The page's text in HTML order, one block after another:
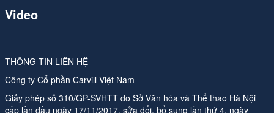
THÔNG TIN LIÊN HỆ
Công ty Cổ phần Carvill Việt Nam
Giấy phép số 310/GP-SVHTT do Sở Văn hóa và Thể thao Hà Nội
cấp lần đầu ngày 17/11/2017, sửa đổi, bổ sung lần thứ 4, ngày
Video